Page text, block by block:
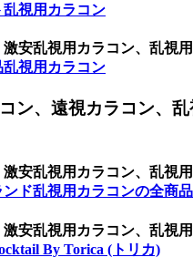
乱視用カラコン
安乱視用カラコン、乱視用
乱視用カラコン
ン、遠視カラコン、
安乱視用カラコン、乱視用
ンド乱視用カラコンの全商品
安乱視用カラコン、乱視用
By Torica (トリカ)